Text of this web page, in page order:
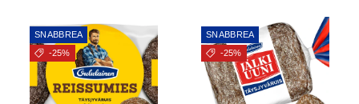
SNABBREA
-25%
SNABBREA
-25%